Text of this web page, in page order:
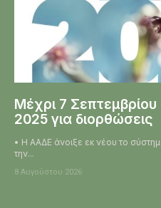
Μέχρι 7
2025 για διορθώσεις
• Η ΑΑΔΕ άνοιξε εκ νέου το
την...
8 Αυγούστου 2026